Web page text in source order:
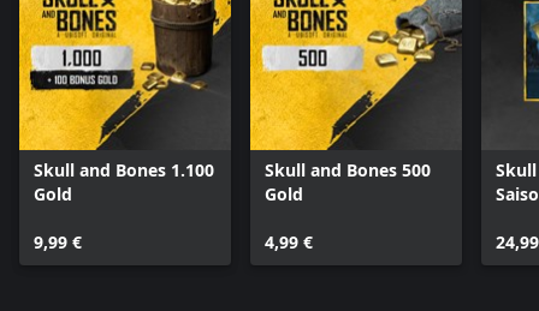
Skull and Bones 1.100
Gold
9,99 €
Skull and Bones 500
Gold
4,99 €